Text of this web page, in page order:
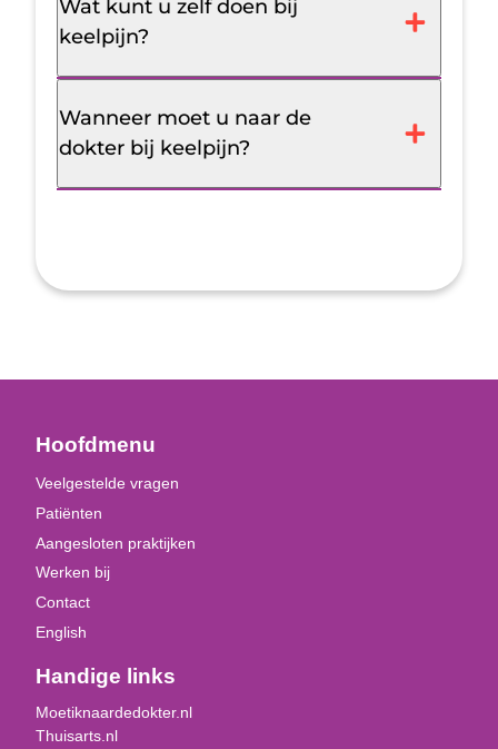
Wat kunt u zelf doen bij
keelpijn?
Wanneer moet u naar de
dokter bij keelpijn?
Hoofdmenu
Veelgestelde vragen
Patiënten
Aangesloten praktijken
Werken bij
Contact
English
Handige links
Moetiknaardedokter.nl
Thuisarts.nl